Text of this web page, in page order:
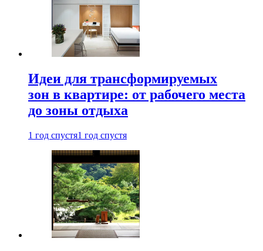
Идеи для трансформируемых
зон в квартире: от рабочего места
до зоны отдыха
1 год спустя1 год спустя